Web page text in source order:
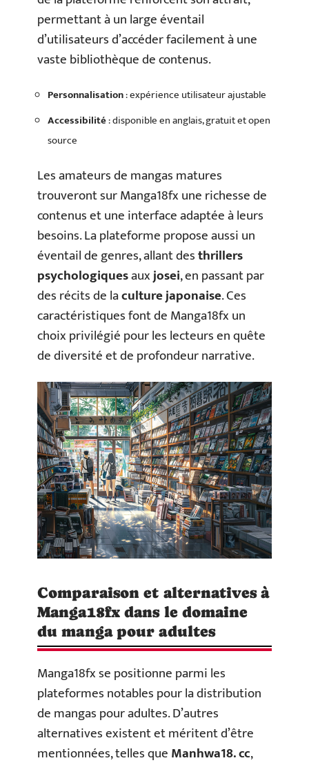
permettant à un large éventail
d’utilisateurs d’accéder facilement à une
vaste bibliothèque de contenus.
Personnalisation: expérience utilisateur ajustable
Accessibilité: disponible en anglais, gratuit et open
source
Les amateurs de mangas matures
trouveront sur Manga18fx une richesse de
contenus et une interface adaptée à leurs
besoins. La plateforme propose aussi un
éventail de genres, allant desthrillers
psychologiquesauxjosei, en passant par
des récits de laculture japonaise. Ces
caractéristiques font de Manga18fx un
choix privilégié pour les lecteurs en quête
de diversité et de profondeur narrative.
Comparaison et alternatives à
Manga18fx dans le domaine
du manga pour adultes
Manga18fx se positionne parmi les
plateformes notables pour la distribution
de mangas pour adultes. D’autres
alternatives existent et méritent d’être
mentionnées, telles queManhwa18. cc,